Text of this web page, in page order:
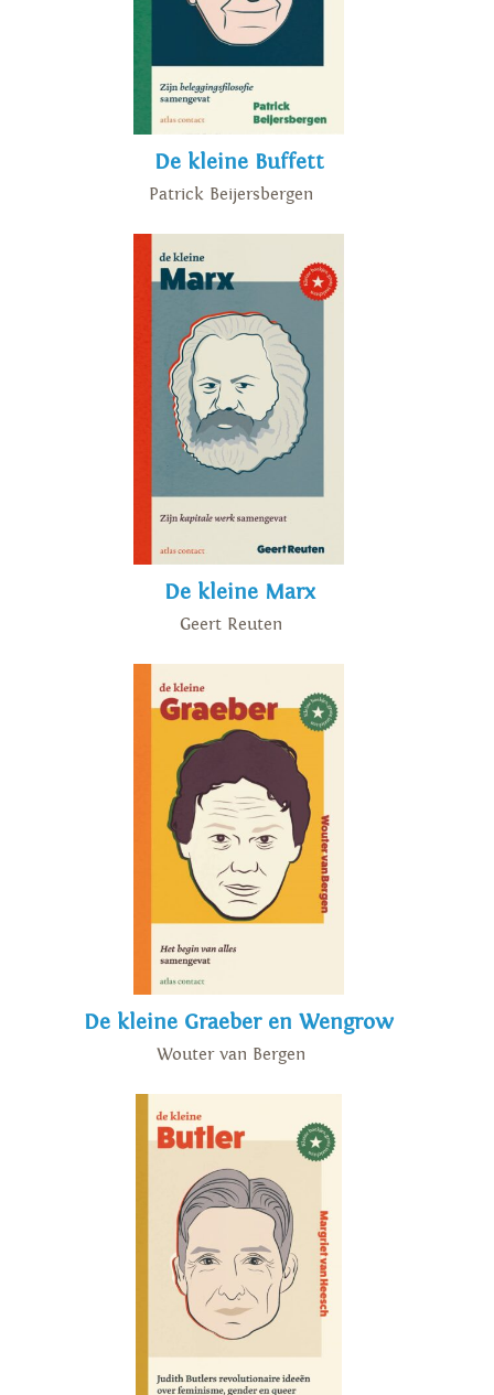
De kleine Buffett
Patrick Beijersbergen
De kleine Marx
Geert Reuten
De kleine Graeber en Wengrow
Wouter van Bergen